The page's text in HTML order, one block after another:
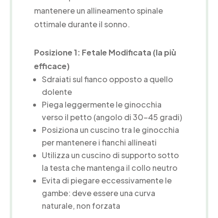
mantenere un allineamento spinale
ottimale durante il sonno.
Posizione 1: Fetale Modificata (la più
efficace)
Sdraiati sul fianco opposto a quello
dolente
Piega leggermente le ginocchia
verso il petto (angolo di 30-45 gradi)
Posiziona un cuscino tra le ginocchia
per mantenere i fianchi allineati
Utilizza un cuscino di supporto sotto
la testa che mantenga il collo neutro
Evita di piegare eccessivamente le
gambe: deve essere una curva
naturale, non forzata